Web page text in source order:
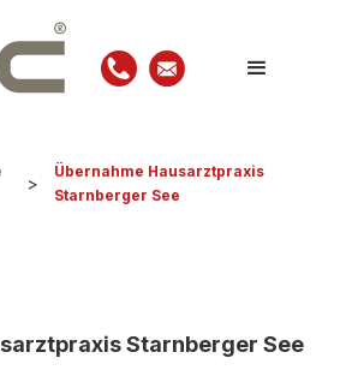
>
Übernahme Hausarztpraxis
Starnberger See
Starnberger See